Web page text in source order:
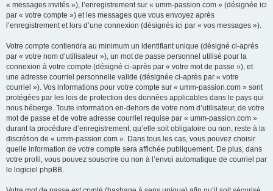
« messages invités »), l’enregistrement sur « umm-passion.com » (désignée ici
par « votre compte ») et les messages que vous envoyez après
l’enregistrement et lors d’une connexion (désignés ici par « vos messages »).
Votre compte contiendra au minimum un identifiant unique (désigné ci-après
par « votre nom d’utilisateur »), un mot de passe personnel utilisé pour la
connexion à votre compte (désigné ci-après par « votre mot de passe »), et
une adresse courriel personnelle valide (désignée ci-après par « votre
courriel »). Vos informations pour votre compte sur « umm-passion.com » sont
protégées par les lois de protection des données applicables dans le pays qui
nous héberge. Toute information en-dehors de votre nom d’utilisateur, de votre
mot de passe et de votre adresse courriel requise par « umm-passion.com »
durant la procédure d’enregistrement, qu’elle soit obligatoire ou non, reste à la
discrétion de « umm-passion.com ». Dans tous les cas, vous pouvez choisir
quelle information de votre compte sera affichée publiquement. De plus, dans
votre profil, vous pouvez souscrire ou non à l’envoi automatique de courriel par
le logiciel phpBB.